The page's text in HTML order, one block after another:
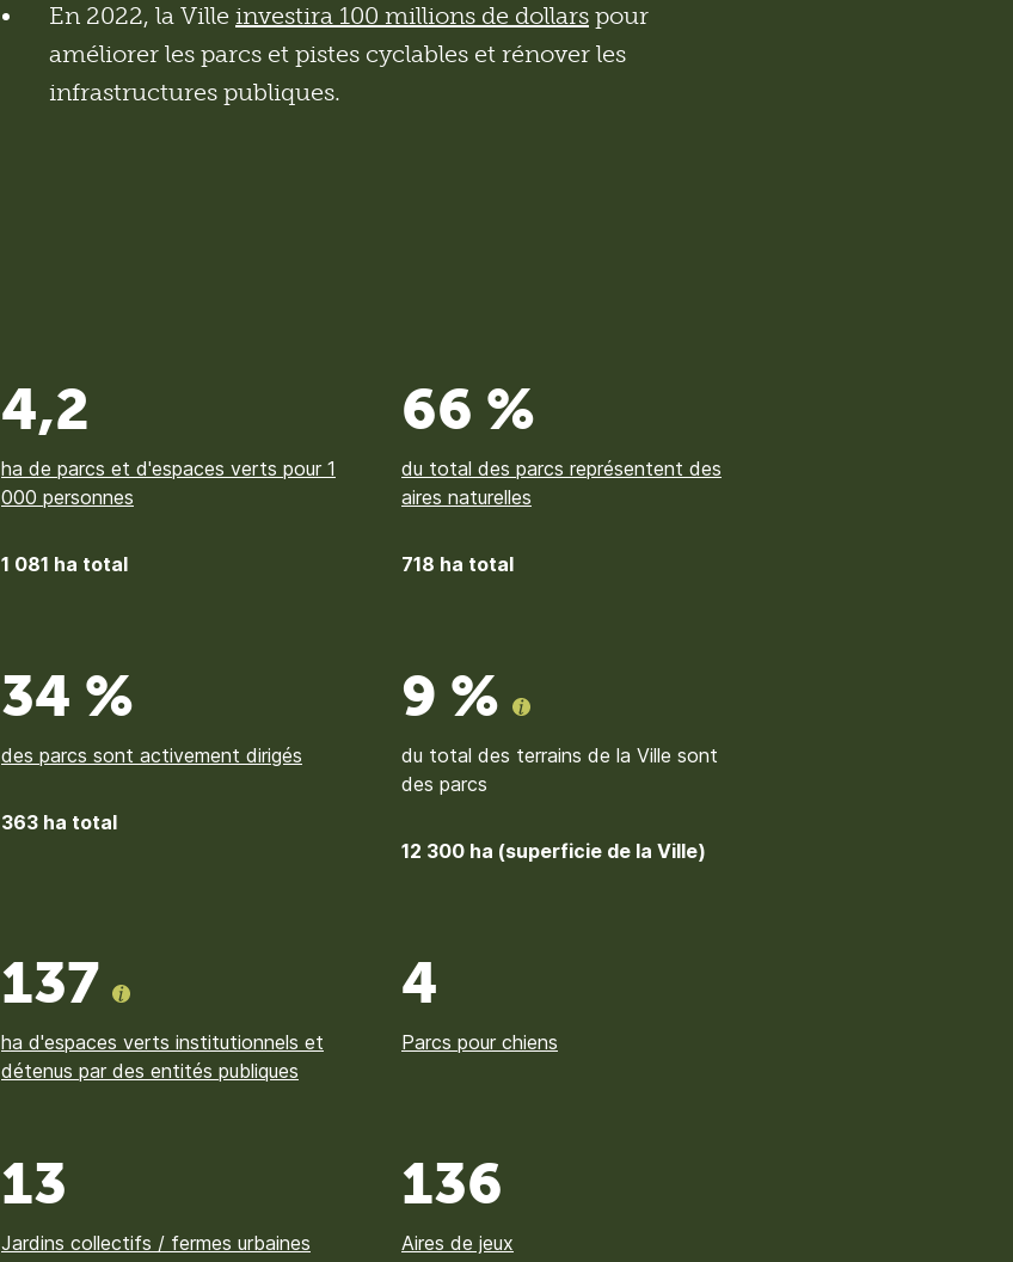
En 2022, la Ville investira 100 millions de dollars pour
améliorer les parcs et pistes cyclables et rénover les
infrastructures publiques.
4,2
ha de parcs et d'espaces verts pour 1
000 personnes
1 081 ha total
66 %
du total des parcs représentent des
aires naturelles
718 ha total
34 %
des parcs sont activement dirigés
363 ha total
9 %
du total des terrains de la Ville sont
des parcs
12 300 ha (superficie de la Ville)
137
ha d'espaces verts institutionnels et
détenus par des entités publiques
4
Parcs pour chiens
13
Jardins collectifs / fermes urbaines
136
Aires de jeux